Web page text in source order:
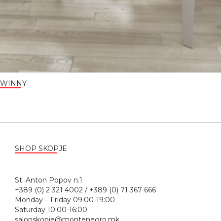
WINNY
SHOP SKOPJE
St. Anton Popov n.1
+389 (0) 2 321 4002 / +389 (0) 71 367 666
Monday – Friday 09:00-19:00
Saturday 10:00-16:00